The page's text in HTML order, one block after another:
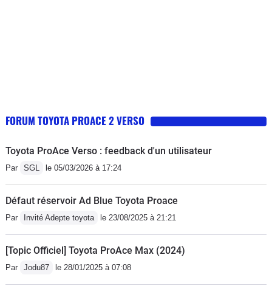
FORUM TOYOTA PROACE 2 VERSO
Toyota ProAce Verso : feedback d'un utilisateur
Par SGL le 05/03/2026 à 17:24
Défaut réservoir Ad Blue Toyota Proace
Par Invité Adepte toyota le 23/08/2025 à 21:21
[Topic Officiel] Toyota ProAce Max (2024)
Par Jodu87 le 28/01/2025 à 07:08